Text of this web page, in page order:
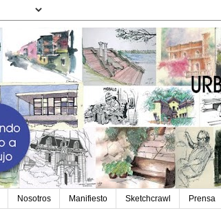
Nosotros Manifiesto Sketchcrawl Prensa